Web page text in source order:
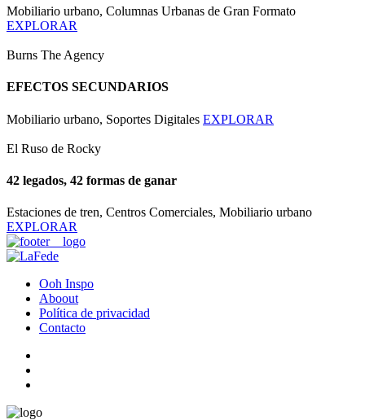
Mobiliario urbano, Columnas Urbanas de Gran Formato
EXPLORAR
Burns The Agency
EFECTOS SECUNDARIOS
Mobiliario urbano, Soportes Digitales EXPLORAR
El Ruso de Rocky
42 legados, 42 formas de ganar
Estaciones de tren, Centros Comerciales, Mobiliario urbano
EXPLORAR
Ooh Inspo
Aboout
Política de privacidad
Contacto